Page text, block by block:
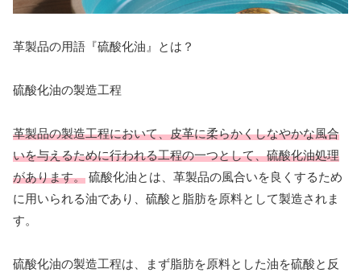
革製品の用語『硫酸化油』とは？
硫酸化油の製造工程
革製品の製造工程において、皮革に柔らかくしなやかな風合
いを与えるために行われる工程の一つとして、硫酸化油処理
があります。 硫酸化油とは、革製品の風合いを良くするため
に用いられる油であり、硫酸と脂肪を原料として製造されま
す。
硫酸化油の製造工程は、まず脂肪を原料とした油を硫酸と反